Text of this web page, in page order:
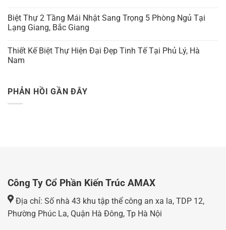
Biệt Thự 2 Tầng Mái Nhật Sang Trọng 5 Phòng Ngủ Tại
Lạng Giang, Bắc Giang
Thiết Kế Biệt Thự Hiện Đại Đẹp Tinh Tế Tại Phủ Lý, Hà
Nam
PHẢN HỒI GẦN ĐÂY
Công Ty Cổ Phần Kiến Trúc AMAX
Địa chỉ: Số nhà 43 khu tập thể công an xa la, TDP 12,
Phường Phúc La, Quận Hà Đông, Tp Hà Nội